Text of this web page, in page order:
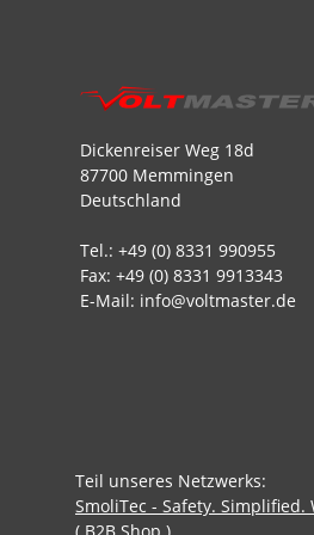
Dickenreiser Weg 18d
87700 Memmingen
Deutschland
Tel.: +49 (0) 8331 990955
Fax: +49 (0) 8331 9913343
E-Mail: info@voltmaster.de
Teil unseres Netzwerks:
SmoliTec - Safety. Simplified.